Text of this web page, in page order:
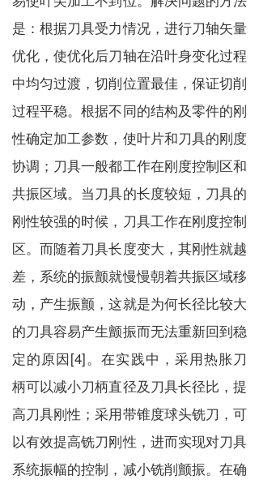
是：根据刀具受力情况，进行刀轴矢量
优化，使优化后刀轴在沿叶身变化过程
中均匀过渡，切削位置最佳，保证切削
过程平稳。根据不同的结构及零件的刚
性确定加工参数，使叶片和刀具的刚度
协调；刀具一般都工作在刚度控制区和
共振区域。当刀具的长度较短，刀具的
刚性较强的时候，刀具工作在刚度控制
区。而随着刀具长度变大，其刚性就越
差，系统的振颤就慢慢朝着共振区域移
动，产生振颤，这就是为何长径比较大
的刀具容易产生颤振而无法重新回到稳
定的原因[4]。在实践中，采用热胀刀
柄可以减小刀柄直径及刀具长径比，提
高刀具刚性；采用带锥度球头铣刀，可
以有效提高铣刀刚性，进而实现对刀具
系统振幅的控制，减小铣削颤振。在确